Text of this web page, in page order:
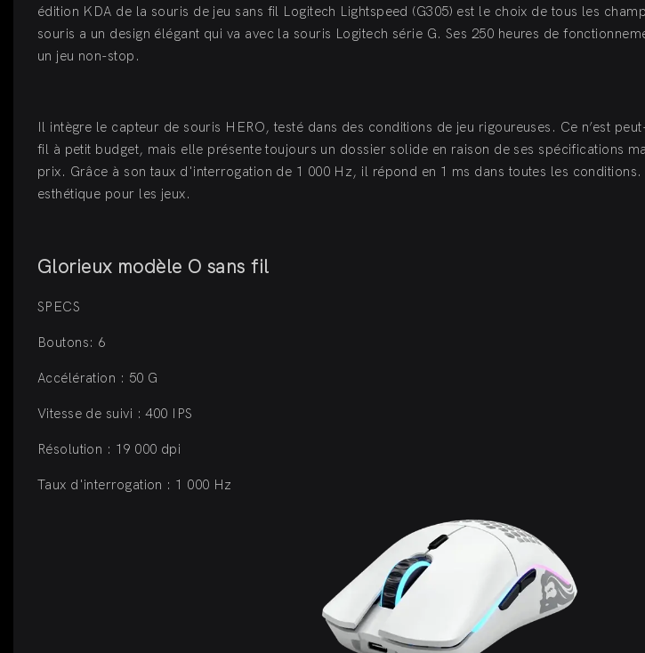
édition KDA de la souris de jeu sans fil Logitech Lightspeed (G305) est le choix de tous les
souris a un design élégant qui va avec la souris Logitech série G. Ses 250 heures de
un jeu non-stop.
Il intègre le capteur de souris HERO, testé dans des conditions de jeu rigoureuses. Ce n’est
fil à petit budget, mais elle présente toujours un dossier solide en raison de ses spécifications
prix. Grâce à son taux d'interrogation de 1 000 Hz, il répond en 1 ms dans toutes les
esthétique pour les jeux.
Glorieux modèle O sans fil
SPECS
Boutons: 6
Accélération : 50 G
Vitesse de suivi : 400 IPS
Résolution : 19 000 dpi
Taux d'interrogation : 1 000 Hz